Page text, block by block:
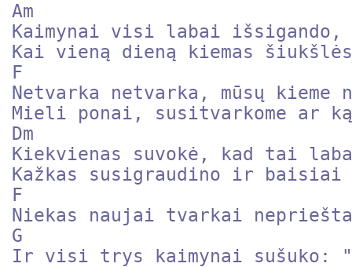
Am
Kaimynai visi labai išsigando,
Kai vieną dieną kiemas
F
Netvarka netvarka, mūsų kieme
Mieli ponai, susitvarkome ar
Dm
Kiekvienas suvokė, kad tai
Kažkas susigraudino ir baisiai
F
Niekas naujai tvarkai
G
Ir visi trys kaimynai sušuko: